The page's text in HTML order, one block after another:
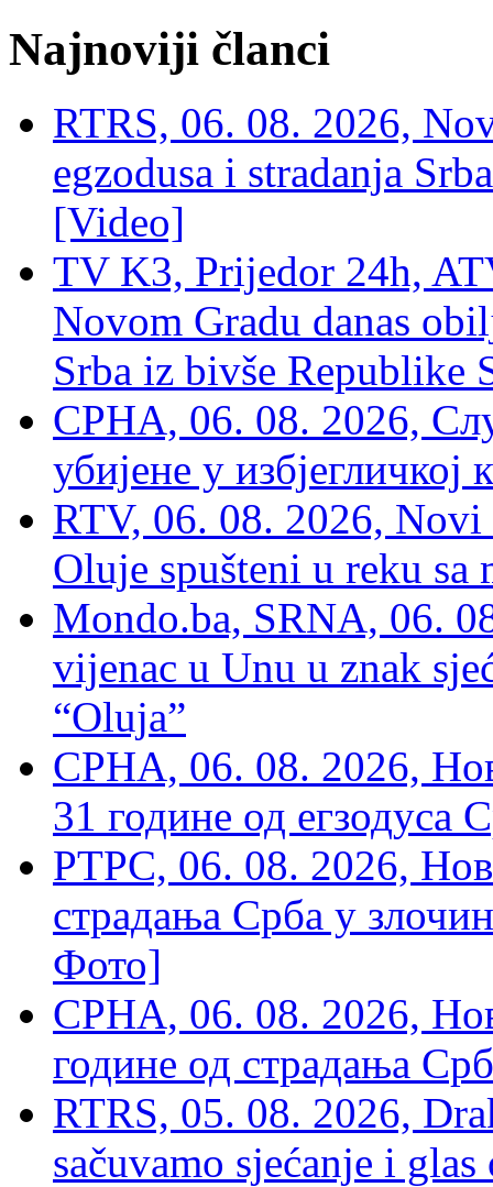
Najnoviji članci
RTRS, 06. 08. 2026,
egzodusa i stradanja
[Video]
TV K3, Prijedor 24h,
Novom Gradu danas
Srba iz bivše Republike
СРНА, 06. 08. 2026,
убијене у избјегличкој
RTV, 06. 08. 2026, Novi
Oluje spušteni u reku sa
Mondo.ba, SRNA, 06.
vijenac u Unu u znak
“Oluja”
СРНА, 06. 08. 2026,
31 године од егзодуса
РТРС, 06. 08. 2026,
страдања Срба у
Фото]
СРНА, 06. 08. 2026,
године од страдања
RTRS, 05. 08. 2026,
sačuvamo sjećanje i